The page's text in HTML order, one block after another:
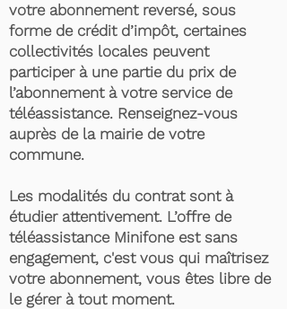
votre abonnement reversé, sous
forme de crédit d’impôt, certaines
collectivités locales peuvent
participer à une partie du prix de
l’abonnement à votre service de
téléassistance. Renseignez-vous
auprès de la mairie de votre
commune.
Les modalités du contrat sont à
étudier attentivement. L’offre de
téléassistance Minifone est sans
engagement, c'est vous qui maîtrisez
votre abonnement, vous êtes libre de
le gérer à tout moment.